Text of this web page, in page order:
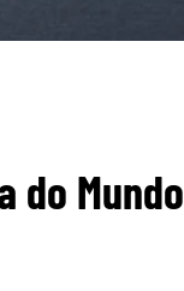
do Mundo